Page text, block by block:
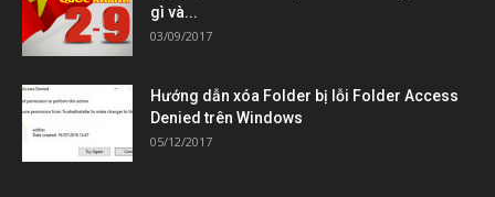
gì và...
03/09/2017
Hướng dẫn xóa Folder bị lỗi Folder Access
Denied trên Windows
05/12/2017